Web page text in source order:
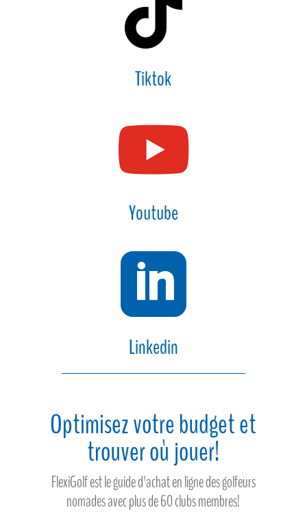

Tiktok

Youtube

Linkedin
Optimisez votre budget et
trouver où jouer!
FlexiGolf est le guide d'achat en ligne des golfeurs
nomades avec plus de 60 clubs membres!